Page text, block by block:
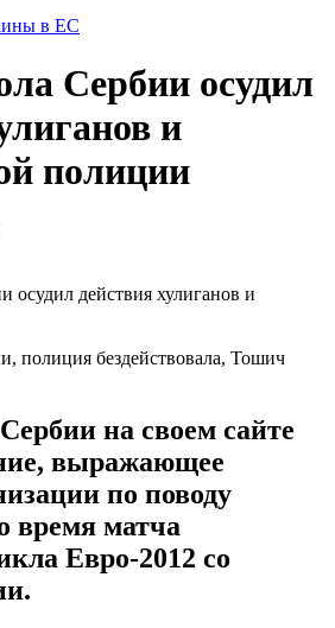
в ЕС
Сербии осудил
и
полиции
полиция бездействовала, Тошич
на своем сайте
выражающее
по поводу
время матча
Евро-2012 со